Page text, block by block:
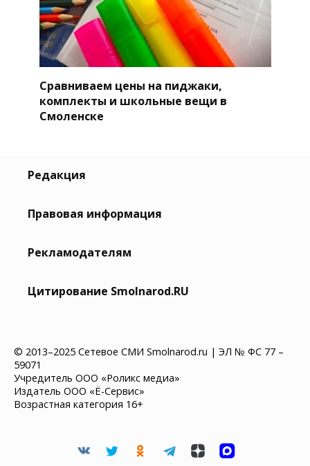
Сравниваем цены на пиджаки,
комплекты и школьные вещи в
Смоленске
Редакция
Правовая информация
Рекламодателям
Цитирование Smolnarod.RU
© 2013–2025 Сетевое СМИ Smolnarod.ru | ЭЛ № ФС 77 –
59071
Учредитель ООО «Роликс медиа»
Издатель ООО «Ё-Сервис»
Возрастная категория 16+